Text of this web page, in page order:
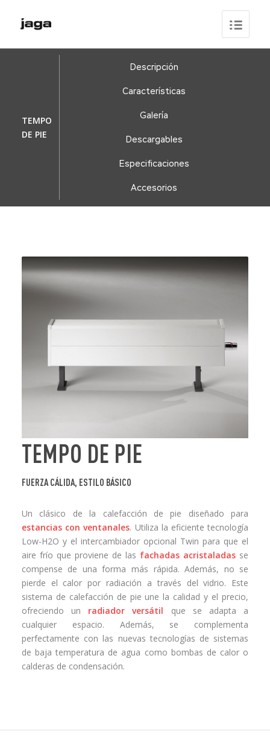
TEMPO
DE PIE
Descripción
Características
Galería
Descargables
Especificaciones
Accesorios
TEMPO DE PIE
FUERZA CÁLIDA, ESTILO BÁSICO
Un clásico de la calefacción de pie diseñado para
estancias con ventanales. Utiliza la eficiente tecnología
Low-H2O y el intercambiador opcional Twin para que el
aire frío que proviene de las fachadas acristaladas se
compense de una forma más rápida. Además, no se
pierde el calor por radiación a través del vidrio. Este
sistema de calefacción de pie une la calidad y el precio,
ofreciendo un radiador versátil que se adapta a
cualquier espacio. Además, se complementa
perfectamente con las nuevas tecnologías de sistemas
de baja temperatura de agua como bombas de calor o
calderas de condensación.